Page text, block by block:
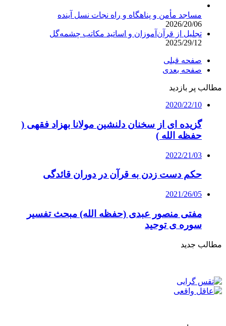
مساجد مأمن و پناهگاه و راه نجات نسل آینده
2026/20/06
تجلیل از قرآن‌آموزان و اساتید مکاتب چشمه‌گل
2025/29/12
صفحه قبلی
صفحه بعدی
مطالب پر بازدید
2020/22/10
گزیده ای از سخنان دلنشین مولانا بهزاد فقهی (
حفظه الله )
2022/21/03
حکم دست زدن به قرآن در دوران قائدگی
2021/26/05
مفتی منصور عبدی (حفظه الله) مبحث تفسیر
سوره ی توحید
مطالب جدید